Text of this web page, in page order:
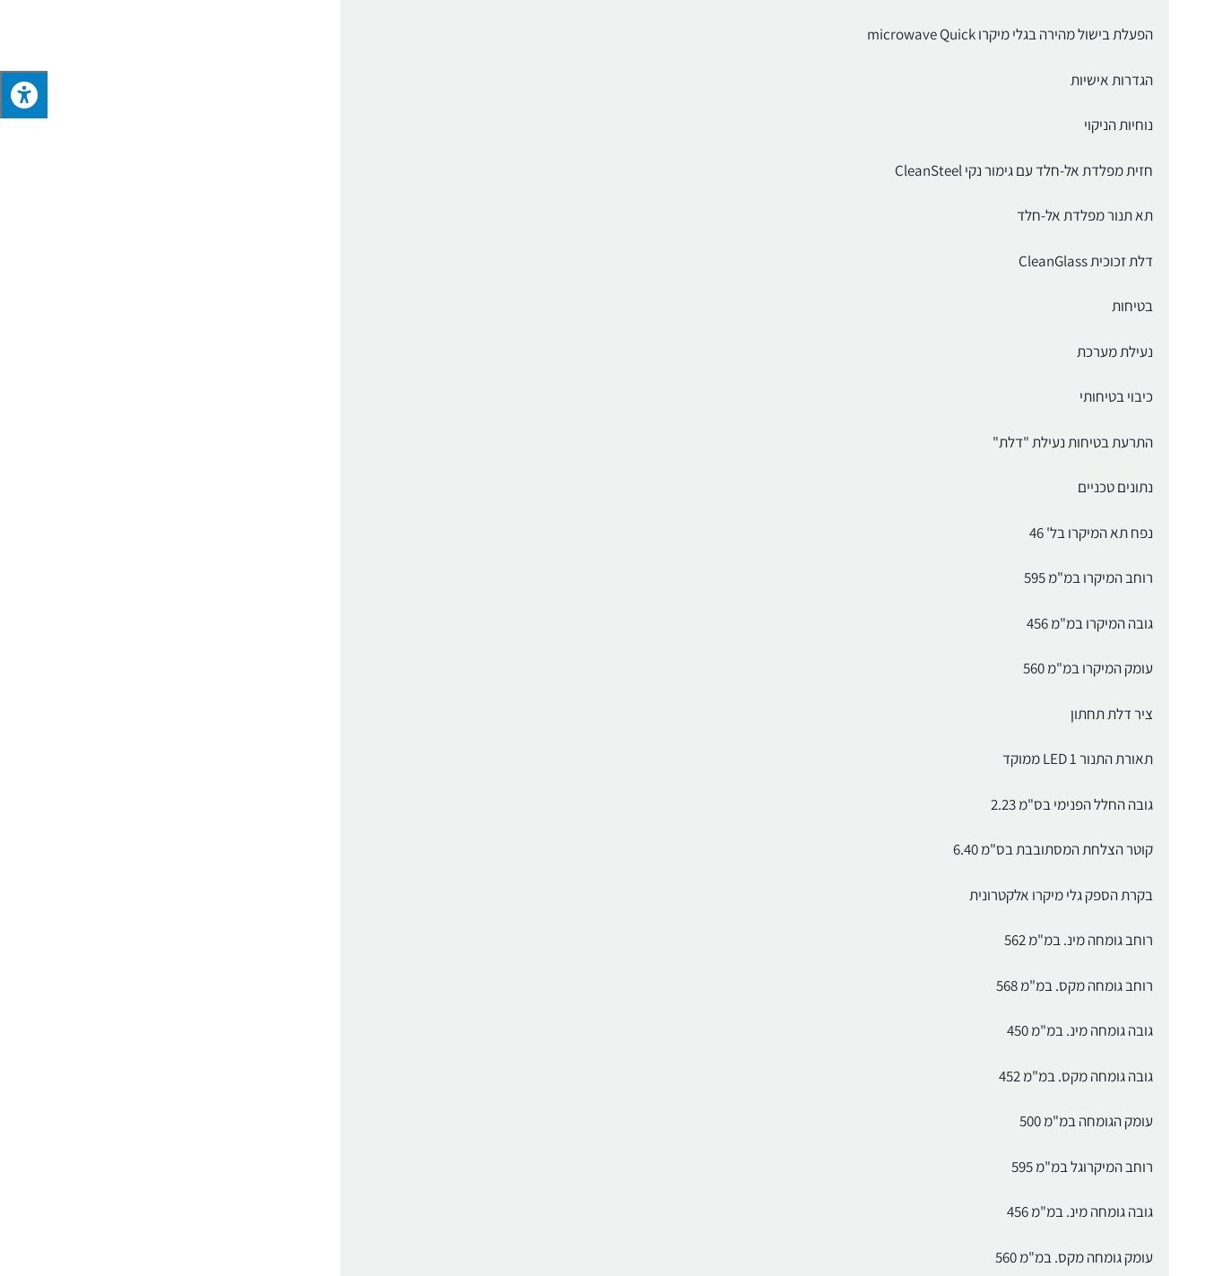
הפעלת בישול מהירה בגלי מיקרו microwave Quick
הגדרות אישיות
נוחיות הניקוי
חזית מפלדת אל-חלד עם גימור נקי CleanSteel
תא תנור מפלדת אל-חלד
דלת זכוכית CleanGlass
בטיחות
נעילת מערכת
כיבוי בטיחותי
התרעת בטיחות נעילת "דלת"
נתונים טכניים
נפח תא המיקרו בל' 46
רוחב המיקרו במ"מ 595
גובה המיקרו במ"מ 456
עומק המיקרו במ"מ 560
ציר דלת תחתון
תאורת התנור 1 LED ממוקד
גובה החלל הפנימי בס"מ 2.23
קוטר הצלחת המסתובבת בס"מ 6.40
בקרת הספק גלי מיקרו אלקטרונית
רוחב גומחה מינ. במ"מ 562
רוחב גומחה מקס. במ"מ 568
גובה גומחה מינ. במ"מ 450
גובה גומחה מקס. במ"מ 452
עומק הגומחה במ"מ 500
רוחב המיקרוגל במ"מ 595
גובה גומחה מינ. במ"מ 456
עומק גומחה מקס. במ"מ 560